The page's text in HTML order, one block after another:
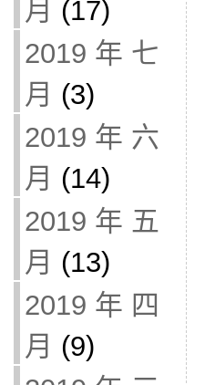
月 (17)
2019 年 七
月 (3)
2019 年 六
月 (14)
2019 年 五
月 (13)
2019 年 四
月 (9)